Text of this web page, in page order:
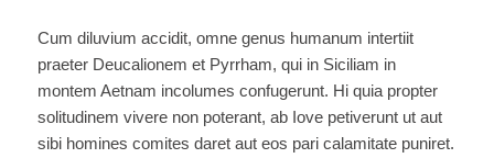
Cum diluvium accidit, omne genus humanum intertiit
praeter Deucalionem et Pyrrham, qui in Siciliam in
montem Aetnam incolumes confugerunt. Hi quia propter
solitudinem vivere non poterant, ab Iove petiverunt ut aut
sibi homines comites daret aut eos pari calamitate puniret.